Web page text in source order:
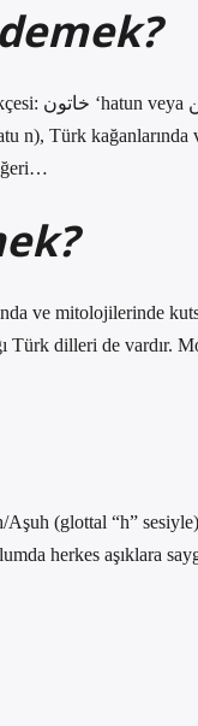
Türk kağanlarında
ve mitolojilerinde
Türk dilleri de
(glottal “h”
herkes aşıklara